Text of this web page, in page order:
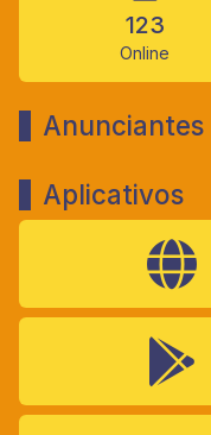
123
Online
Anunciantes
Aplicativos